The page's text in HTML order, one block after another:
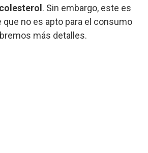
. Sin embargo, este es
que no es apto para el consumo
más detalles.